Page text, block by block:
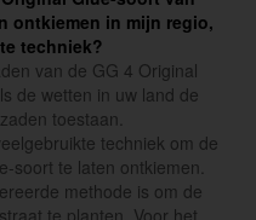
ontkiemen in mijn regio,
techniek?
van de GG 4 Original
de wetten in uw land de
toestaan.
techniek om de
soort te laten ontkiemen.
methode is om de